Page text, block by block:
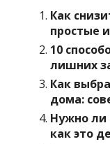
Как
простые
10
лишних
Как
дома:
Нужно ли
как это